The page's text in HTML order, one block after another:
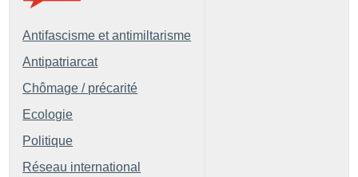
Antifascisme et antimiltarisme
Antipatriarcat
Chômage / précarité
Ecologie
Politique
Réseau international